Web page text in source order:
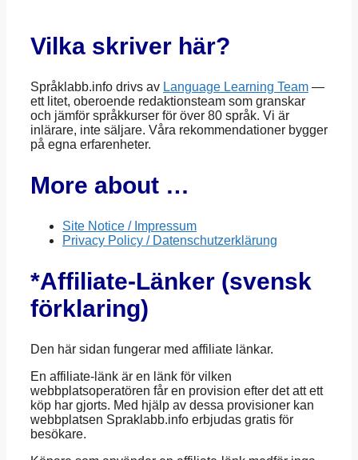
Vilka skriver här?
Språklabb.info drivs av Language Learning Team —
ett litet, oberoende redaktionsteam som granskar
och jämför språkkurser för över 80 språk. Vi är
inlärare, inte säljare. Våra rekommendationer bygger
på egna erfarenheter.
More about …
Site Notice / Impressum
Privacy Policy / Datenschutzerklärung
*Affiliate-Länker (svensk
förklaring)
Den här sidan fungerar med affiliate länkar.
En affiliate-länk är en länk för vilken
webbplatsoperatören får en provision efter det att ett
köp har gjorts. Med hjälp av dessa provisioner kan
webbplatsen Spraklabb.info erbjudas gratis för
besökare.